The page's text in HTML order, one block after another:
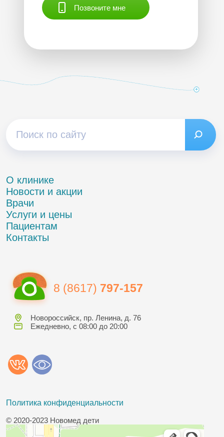
Позвоните мне
О клинике
Новости и акции
Врачи
Услуги и цены
Пациентам
Контакты
8 (8617) 797-157
Новороссийск, пр. Ленина, д. 76
Ежедневно, с 08:00 до 20:00
Политика конфиденциальности
© 2020-2023 Новомед дети